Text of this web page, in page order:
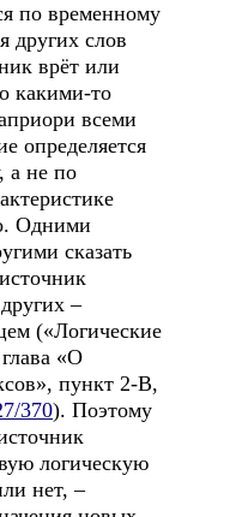
по временному
других слов
врёт или
какими-то
всеми
определяется
а не по
Одними
сказать
–
(«Логические
«О
пункт 2-В,
370). Поэтому
логическую
нет, –